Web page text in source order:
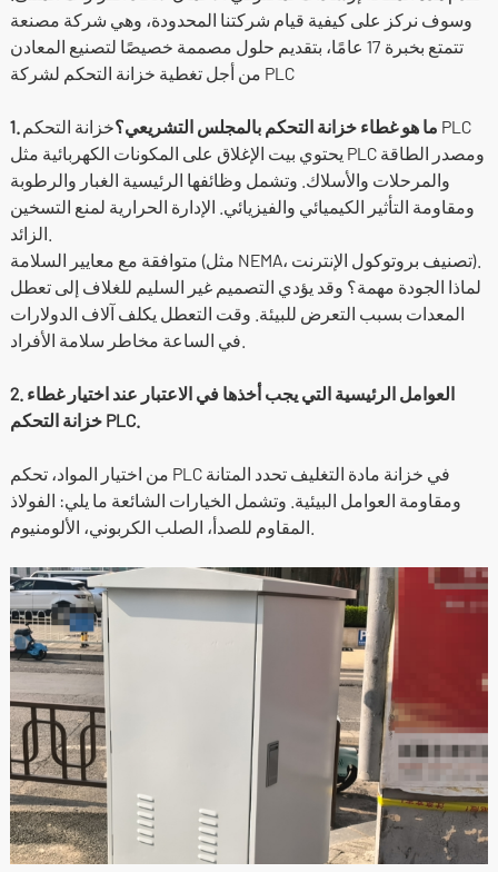
وسوف نركز على كيفية قيام شركتنا المحدودة، وهي شركة مصنعة
تتمتع بخبرة 17 عامًا، بتقديم حلول مصممة خصيصًا لتصنيع المعادن
من أجل تغطية خزانة التحكم لشركة PLC
1. ما هو غطاء خزانة التحكم بالمجلس التشريعي؟خزانة التحكم PLC
يحتوي بيت الإغلاق على المكونات الكهربائية مثل PLC ومصدر الطاقة
والمرحلات والأسلاك. وتشمل وظائفها الرئيسية الغبار والرطوبة
ومقاومة التأثير الكيميائي والفيزيائي. الإدارة الحرارية لمنع التسخين
متوافقة مع معايير السلامة (مثل NEMA، تصنيف بروتوكول الإنترنت).
لماذا الجودة مهمة؟ وقد يؤدي التصميم غير السليم للغلاف إلى تعطل
المعدات بسبب التعرض للبيئة. وقت التعطل يكلف آلاف الدولارات
2. العوامل الرئيسية التي يجب أخذها في الاعتبار عند اختيار غطاء
خزانة التحكم PLC.
من اختيار المواد، تحكم PLC في خزانة مادة التغليف تحدد المتانة
ومقاومة العوامل البيئية. وتشمل الخيارات الشائعة ما يلي: الفولاذ